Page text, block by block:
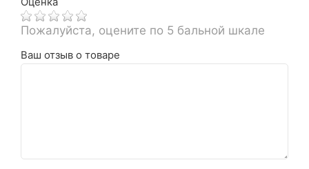
Пожалуйста, оцените по 5 бальной шкале
Ваш отзыв о товаре